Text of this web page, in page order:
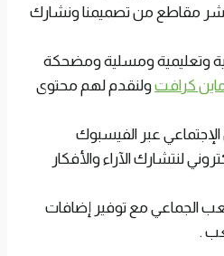
مقاطع من تصميمنا ونشارك
وتعليمية ومسلية ومضحكة
كرافتولنقدم لهم محتوى
عبر الفيسبوك
لنتشارك الآراء والأفكار
الجماعي مع توفير إضافات
.